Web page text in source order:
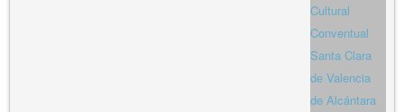
Cultural
Conventual
Santa Clara
de Valencia
de Alcántara